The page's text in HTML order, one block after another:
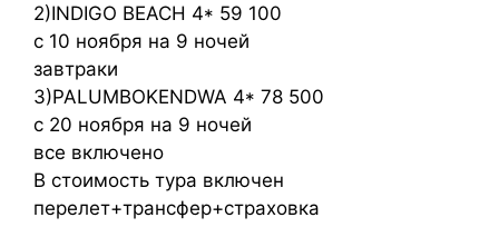
2)INDIGO BEACH 4* 59 100
с 10 ноября на 9 ночей
завтраки
3)PALUMBOKENDWA 4* 78 500
с 20 ноября на 9 ночей
все включено
В стоимость тура включен
перелет+трансфер+страховка